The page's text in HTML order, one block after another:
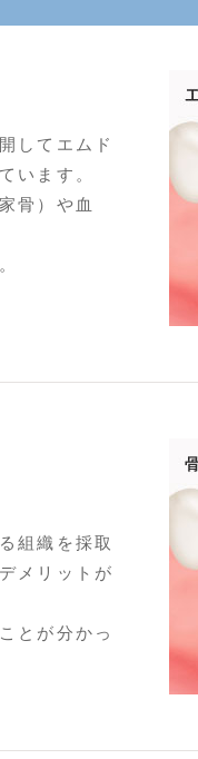
してエムド
います。
骨）や血
組織を採取
メリットが
とが分かっ